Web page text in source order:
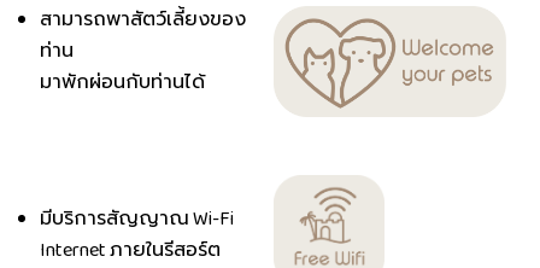
สามารถพาสัตว์เลี้ยงของ
ท่าน
มาพักผ่อนกับท่านได้
มีบริการสัญญาณ Wi-Fi
Internet ภายในรีสอร์ต